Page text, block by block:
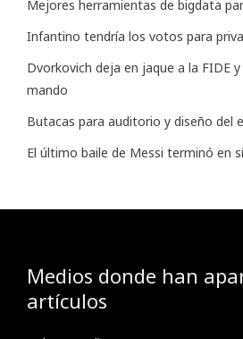
Mejores herramientas de bigdata
Infantino tendría los votos para
Dvorkovich deja en jaque a la FIDE
mando
Butacas para auditorio y diseño del
El último baile de Messi terminó en
Medios donde han
artículos